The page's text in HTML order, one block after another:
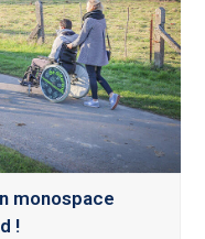
monospace
!